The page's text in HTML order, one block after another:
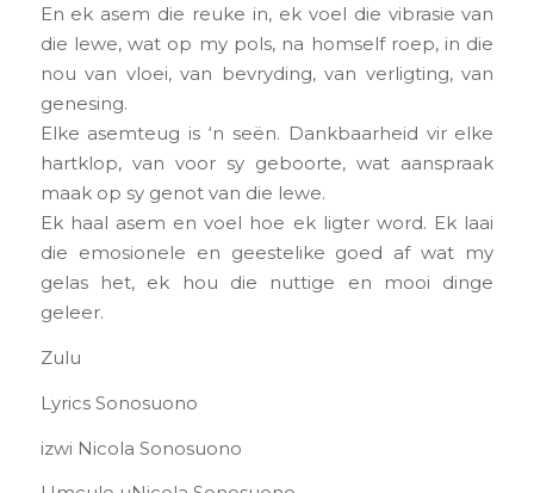
En ek asem die reuke in, ek voel die vibrasie van
die lewe, wat op my pols, na homself roep, in die
nou van vloei, van bevryding, van verligting, van
genesing.
Elke asemteug is ‘n seën. Dankbaarheid vir elke
hartklop, van voor sy geboorte, wat aanspraak
maak op sy genot van die lewe.
Ek haal asem en voel hoe ek ligter word. Ek laai
die emosionele en geestelike goed af wat my
gelas het, ek hou die nuttige en mooi dinge
geleer.
Zulu
Lyrics Sonosuono
izwi Nicola Sonosuono